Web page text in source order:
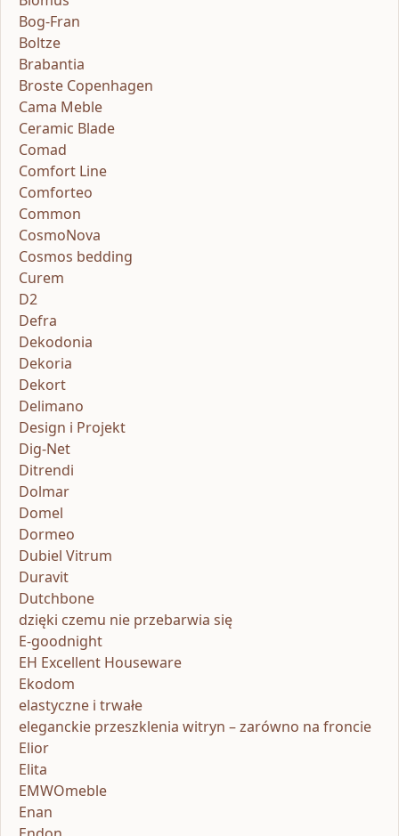
Bog-Fran
Boltze
Brabantia
Broste Copenhagen
Cama Meble
Ceramic Blade
Comad
Comfort Line
Comforteo
Common
CosmoNova
Cosmos bedding
Curem
D2
Defra
Dekodonia
Dekoria
Dekort
Delimano
Design i Projekt
Dig-Net
Ditrendi
Dolmar
Domel
Dormeo
Dubiel Vitrum
Duravit
Dutchbone
dzięki czemu nie przebarwia się
E-goodnight
EH Excellent Houseware
Ekodom
elastyczne i trwałe
eleganckie przeszklenia witryn – zarówno na froncie
Elior
Elita
EMWOmeble
Enan